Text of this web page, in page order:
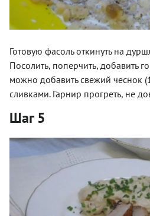
Готовую фасоль откинуть на
Посолить, поперчить, добавить
можно добавить свежий чеснок
сливками. Гарнир прогреть, не
Шаг 5